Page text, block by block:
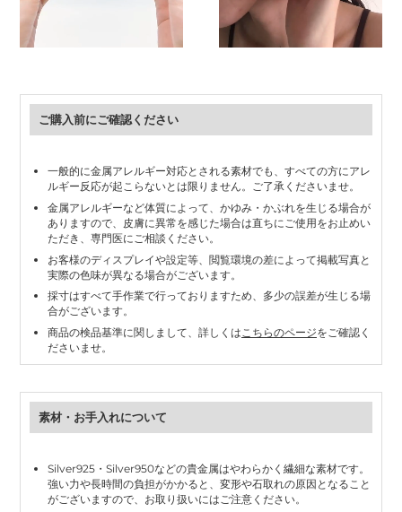
ご購入前にご確認ください
一般的に金属アレルギー対応とされる素材でも、すべての方にアレ
ルギー反応が起こらないとは限りません。ご了承くださいませ。
金属アレルギーなど体質によって、かゆみ・かぶれを生じる場合が
ありますので、皮膚に異常を感じた場合は直ちにご使用をお止めい
ただき、専門医にご相談ください。
お客様のディスプレイや設定等、閲覧環境の差によって掲載写真と
実際の色味が異なる場合がございます。
採寸はすべて手作業で行っておりますため、多少の誤差が生じる場
合がございます。
商品の検品基準に関しまして、詳しくはこちらのページをご確認く
ださいませ。
素材・お手入れについて
Silver925・Silver950などの貴金属はやわらかく繊細な素材です。
強い力や長時間の負担がかかると、変形や石取れの原因となること
がございますので、お取り扱いにはご注意ください。